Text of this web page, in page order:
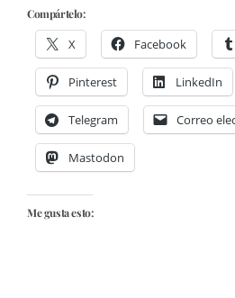
Compártelo:
X Facebook
Pinterest LinkedIn
Telegram Correo
Mastodon
Me gusta esto: